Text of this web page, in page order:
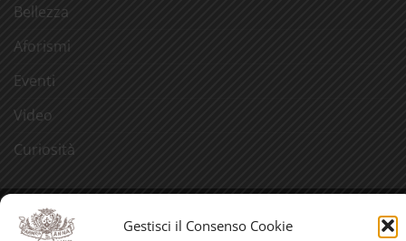
Gestisci il Consenso Cookie
Bellezza
Aforismi
Eventi
Video
Curiosità
Credits